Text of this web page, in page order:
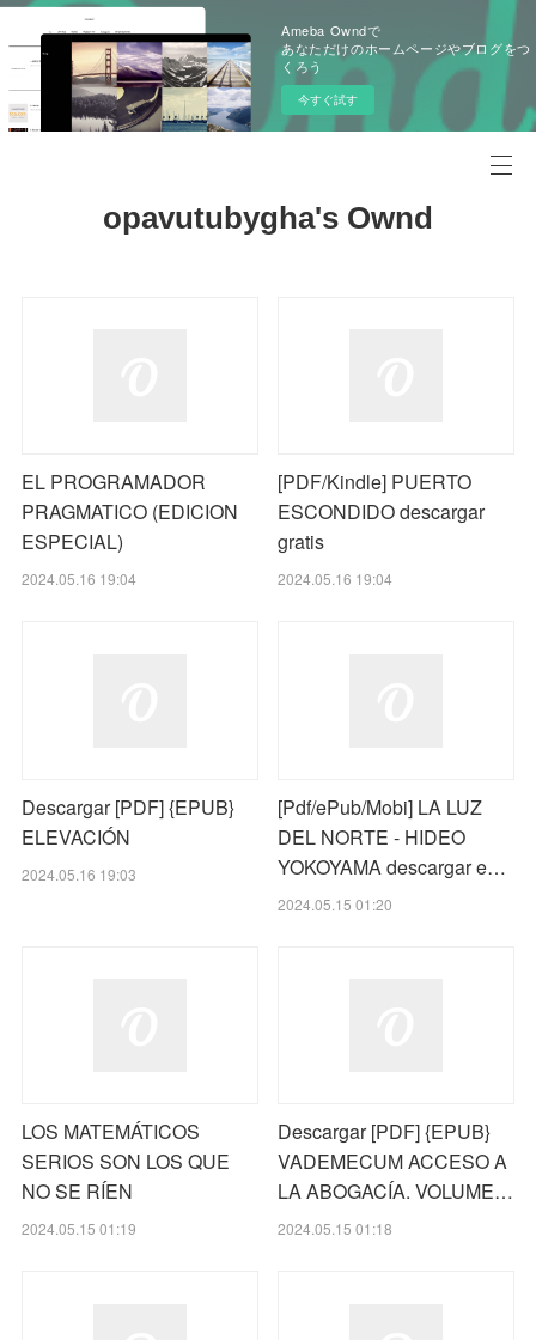
Ameba Owndで
あなただけのホームページやブログをつ
くろう
今すぐ試す
opavutubygha's Ownd
EL PROGRAMADOR
PRAGMATICO (EDICION
ESPECIAL)
2024.05.16 19:04
[PDF/Kindle] PUERTO
ESCONDIDO descargar
gratis
2024.05.16 19:04
Descargar [PDF] {EPUB}
ELEVACIÓN
2024.05.16 19:03
[Pdf/ePub/Mobi] LA LUZ
DEL NORTE - HIDEO
YOKOYAMA descargar e…
2024.05.15 01:20
LOS MATEMÁTICOS
SERIOS SON LOS QUE
NO SE RÍEN
2024.05.15 01:19
Descargar [PDF] {EPUB}
VADEMECUM ACCESO A
LA ABOGACÍA. VOLUME…
2024.05.15 01:18